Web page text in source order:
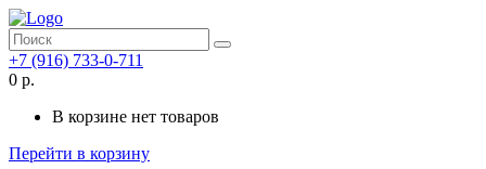
+7 (916) 733-0-711
0 р.
В корзине нет товаров
Перейти в корзину